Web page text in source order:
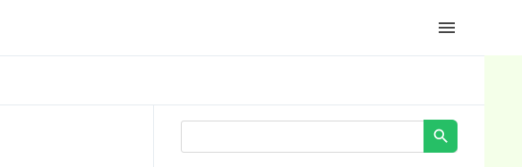
menu